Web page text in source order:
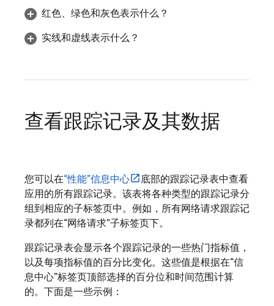
红色、绿色和灰色表示什么？
实线和虚线表示什么？
查看跟踪记录及其数据
您可以在“性能”信息中心
底部的跟踪记录表中查看
应用的所有跟踪记录。该表将各种类型的跟踪记录分
组到相应的子标签页中。例如，所有网络请求跟踪记
录都列在“网络请求”子标签页下。
跟踪记录表会显示各个跟踪记录的一些热门指标值，
以及每项指标值的百分比变化。这些值是根据在“信
息中心”标签页顶部选择的百分位和时间范围计算
的。下面是一些示例：